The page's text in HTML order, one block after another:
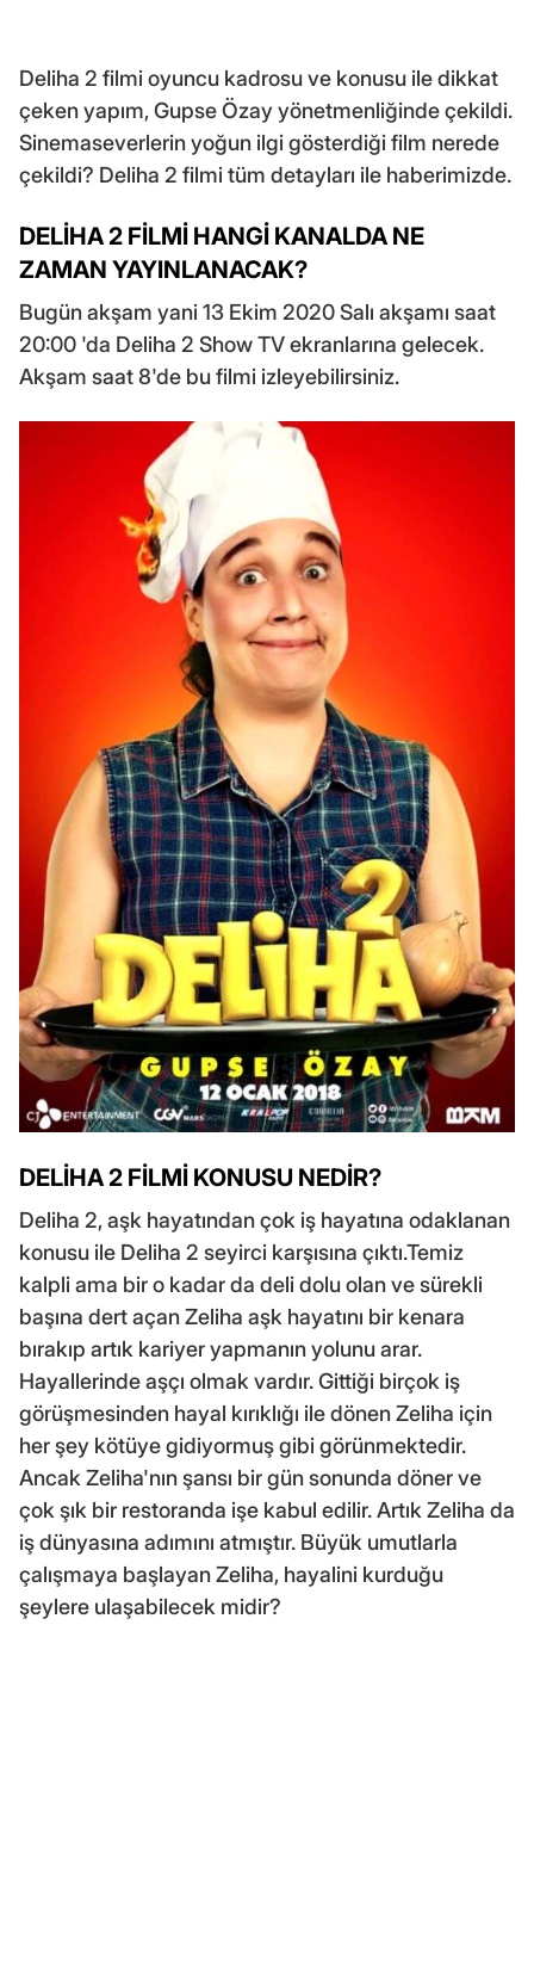
Deliha 2 filmi oyuncu kadrosu ve konusu ile dikkat
çeken yapım, Gupse Özay yönetmenliğinde çekildi.
Sinemaseverlerin yoğun ilgi gösterdiği film nerede
çekildi? Deliha 2 filmi tüm detayları ile haberimizde.
DELİHA 2 FİLMİ HANGİ KANALDA NE
ZAMAN YAYINLANACAK?
Bugün akşam yani 13 Ekim 2020 Salı akşamı saat
20:00 'da Deliha 2 Show TV ekranlarına gelecek.
Akşam saat 8'de bu filmi izleyebilirsiniz.
DELİHA 2 FİLMİ KONUSU NEDİR?
Deliha 2, aşk hayatından çok iş hayatına odaklanan
konusu ile Deliha 2 seyirci karşısına çıktı.Temiz
kalpli ama bir o kadar da deli dolu olan ve sürekli
başına dert açan Zeliha aşk hayatını bir kenara
bırakıp artık kariyer yapmanın yolunu arar.
Hayallerinde aşçı olmak vardır. Gittiği birçok iş
görüşmesinden hayal kırıklığı ile dönen Zeliha için
her şey kötüye gidiyormuş gibi görünmektedir.
Ancak Zeliha'nın şansı bir gün sonunda döner ve
çok şık bir restoranda işe kabul edilir. Artık Zeliha da
iş dünyasına adımını atmıştır. Büyük umutlarla
çalışmaya başlayan Zeliha, hayalini kurduğu
şeylere ulaşabilecek midir?